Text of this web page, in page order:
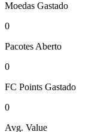
Moedas Gastado
0
Pacotes Aberto
0
FC Points Gastado
0
Avg. Value